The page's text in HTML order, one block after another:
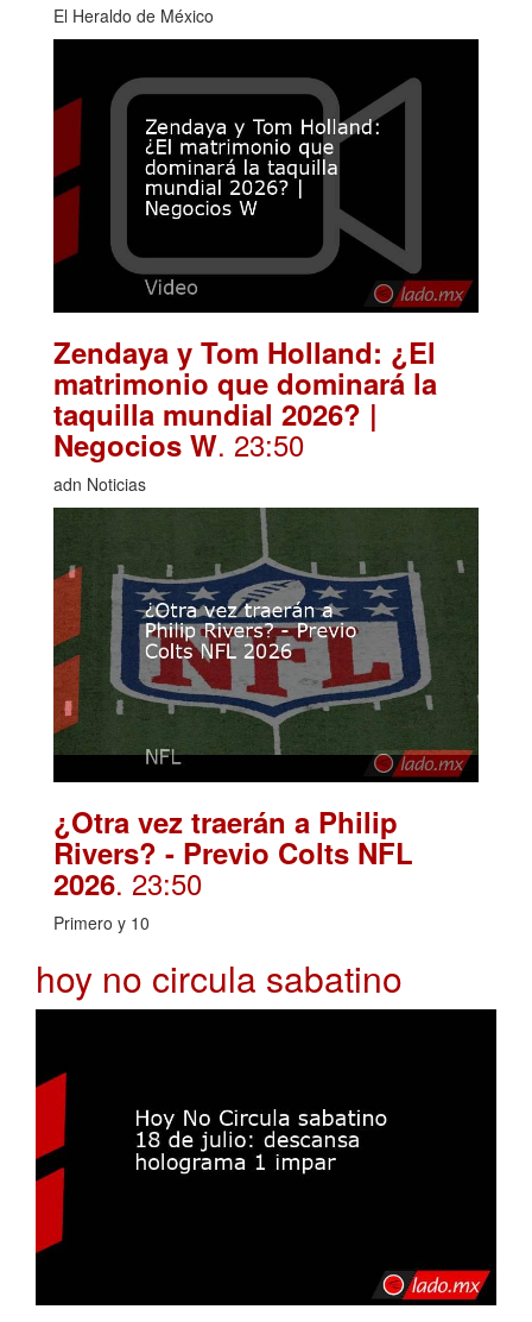
El Heraldo de México
Zendaya y Tom Holland: ¿El
matrimonio que dominará la
taquilla mundial 2026? |
Negocios W. 23:50
adn Noticias
¿Otra vez traerán a Philip
Rivers? - Previo Colts NFL
2026. 23:50
Primero y 10
hoy no circula sabatino